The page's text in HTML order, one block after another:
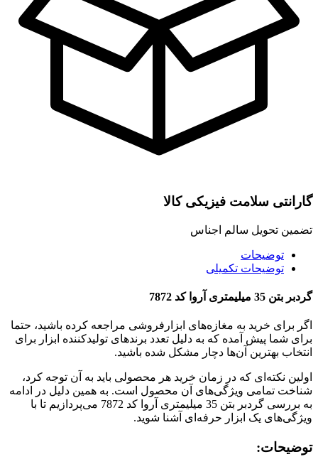
گارانتی سلامت فیزیکی کالا
تضمین تحویل سالم اجناس
توضیحات
توضیحات تکمیلی
گردبر بتن 35 میلیمتری آروا کد 7872
اگر برای خرید به مغازه‌های ابزارفروشی مراجعه کرده باشید، حتما
برای شما پیش آمده که به دلیل تعدد برندهای تولیدکننده ابزار برای
انتخاب بهترین آن‌ها دچار مشکل شده باشید.
اولین نکته‌ای که در زمان خرید هر محصولی باید به آن توجه کرد،
شناخت تمامی ویژگی‌های آن محصول است. به همین دلیل در ادامه
به بررسی گردبر بتن 35 میلیمتری آروا کد 7872 می‌پردازیم تا با
ویژگی‌های یک ابزار حرفه‌ای آشنا شوید.
توضیحات: